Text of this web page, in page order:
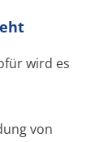
wird es
von